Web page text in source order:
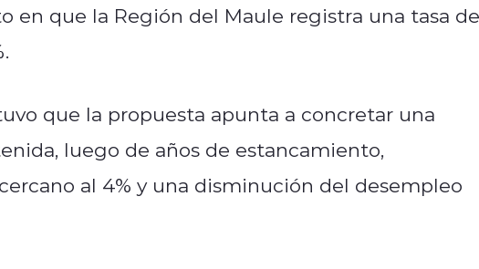
en que la Región del Maule registra una tasa de
que la propuesta apunta a concretar una
luego de años de estancamiento,
al 4% y una disminución del desempleo